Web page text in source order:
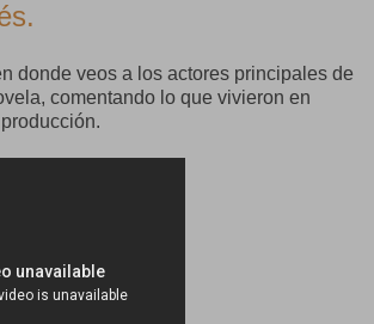
donde veos a los actores principales de
comentando lo que vivieron en